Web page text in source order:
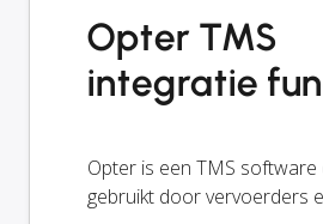
Opter TMS
integratie
Opter is een TMS
gebruikt door vervoerders